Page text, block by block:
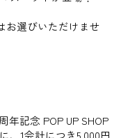
お選びいただけませ
年記念 POP UP SHOP